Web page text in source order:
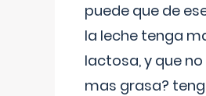
puede que de
la leche tenga
lactosa, y que
mas grasa?